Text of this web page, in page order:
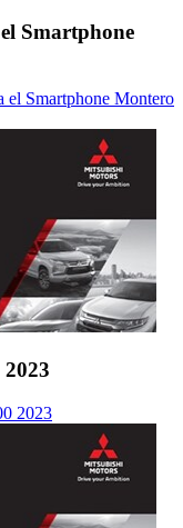
Smartphone
el Smartphone Montero
2023